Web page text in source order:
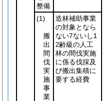
整備
(1)
搬
出
間
伐
実
施
事
業
造林補助事業
の対象となら
ない7ないし1
2齢級の人工
林の間伐実施
に係る伐採及
び搬出集積に
要する経費